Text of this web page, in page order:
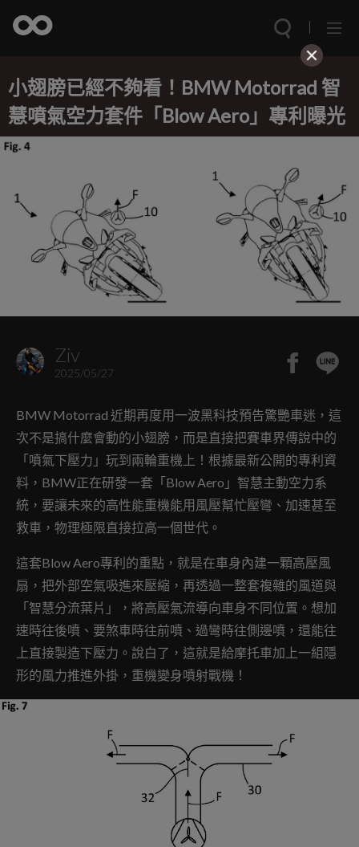
小翅膀已經不夠看！BMW Motorrad 智
慧噴氣空力套件「Blow Aero」專利曝光
Ziv
2025/05/27
BMW Motorrad 近期再度用一波黑科技預告驚艷車迷，這
次不是搞什麼會動的小翅膀，而是直接把賽車界傳說中的
「噴氣下壓力」玩到兩輪重機上！根據最新公開的專利資
料，BMW正在研發一套「Blow Aero」智慧主動空力系
統，要讓未來的高性能重機能用風壓幫忙壓彎、加速甚至
救車，物理極限直接拉高一個世代。
這套Blow Aero專利的重點，就是在車身內建一顆高壓風
扇，把外部空氣吸進來壓縮，再透過一整套複雜的風道與
「智慧分流葉片」，將高壓氣流導向車身不同位置。想加
速時往後噴、要煞車時往前噴、過彎時往側邊噴，還能往
上直接製造下壓力。說白了，這就是給摩托車加上一組隱
形的風力推進外掛，重機變身噴射戰機！